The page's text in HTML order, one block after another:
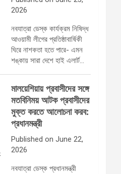
2026
নবযাত্রা ডেস্ক কার্যক্রম নিষিদ্ধ
আওয়ামী লীগের প্রতিষ্ঠাবার্ষিকী
ঘিরে নাশকতা হতে পারে- এমন
শঙ্কায় সারা দেশে হাই এলার্ট…
মালয়েশিয়ায় প্রবাসীদের সঙ্গে
মতবিনিময় আটক প্রবাসীদের
মুক্ত করতে আলোচনা করব:
প্রধানমন্ত্রী
Published on June 22,
2026
নবযাত্রা ডেস্ক প্রধানমন্ত্রী